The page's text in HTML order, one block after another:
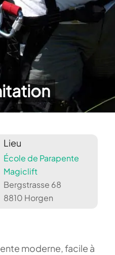
Lieu
École de Parapente
Magiclift
Bergstrasse 68
8810 Horgen
moderne, facile à